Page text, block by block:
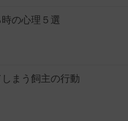
の心理５選
まう飼主の行動